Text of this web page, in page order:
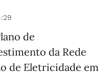
de
da Rede
de Eletricidade em